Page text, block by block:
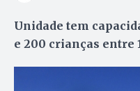
Unidade tem
e 200 crianças entre